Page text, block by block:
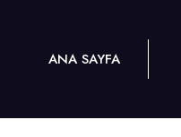
ANA SAYFA